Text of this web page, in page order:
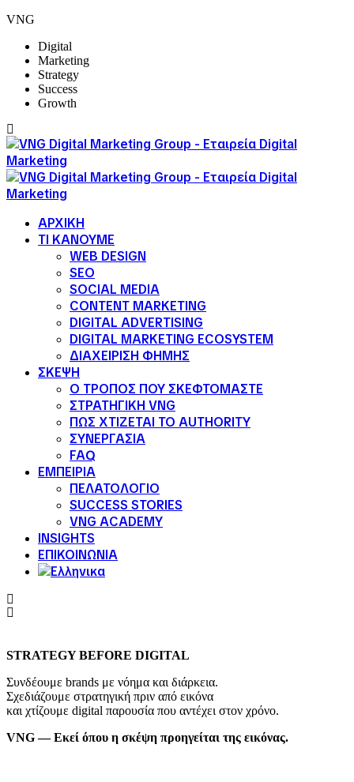
VNG
Digital
Marketing
Strategy
Success
Growth
ΑΡΧΙΚΗ
ΤΙ ΚΑΝΟΥΜΕ
WEB DESIGN
SEO
SOCIAL MEDIA
CONTENT MARKETING
DIGITAL ADVERTISING
DIGITAL MARKETING ECOSYSTEM
ΔΙΑΧΕΙΡΙΣΗ ΦΗΜΗΣ
ΣΚΕΨΗ
Ο ΤΡΟΠΟΣ ΠΟΥ ΣΚΕΦΤΟΜΑΣΤΕ
ΣΤΡΑΤΗΓΙΚΗ VNG
ΠΩΣ ΧΤΙΖΕΤΑΙ ΤΟ AUTHORITY
ΣΥΝΕΡΓΑΣΙΑ
FAQ
ΕΜΠΕΙΡΙΑ
ΠΕΛΑΤΟΛΟΓΙΟ
SUCCESS STORIES
VNG ACADEMY
INSIGHTS
ΕΠΙΚΟΙΝΩΝΙΑ
STRATEGY BEFORE DIGITAL
Συνδέουμε brands με νόημα και διάρκεια.
Σχεδιάζουμε στρατηγική πριν από εικόνα
και χτίζουμε digital παρουσία που αντέχει στον χρόνο.
VNG — Εκεί όπου η σκέψη προηγείται της εικόνας.